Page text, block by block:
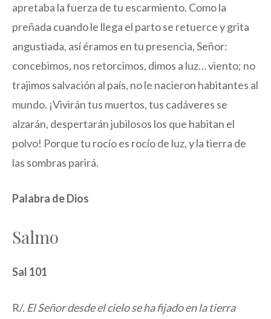
apretaba la fuerza de tu escarmiento. Como la
preñada cuando le llega el parto se retuerce y grita
angustiada, así éramos en tu presencia, Señor:
concebimos, nos retorcimos, dimos a luz… viento; no
trajimos salvación al país, no le nacieron habitantes al
mundo. ¡Vivirán tus muertos, tus cadáveres se
alzarán, despertarán jubilosos los que habitan el
polvo! Porque tu rocío es rocío de luz, y la tierra de
las sombras parirá.
Palabra de Dios
Salmo
Sal 101
R/. El Señor desde el cielo se ha fijado en la tierra